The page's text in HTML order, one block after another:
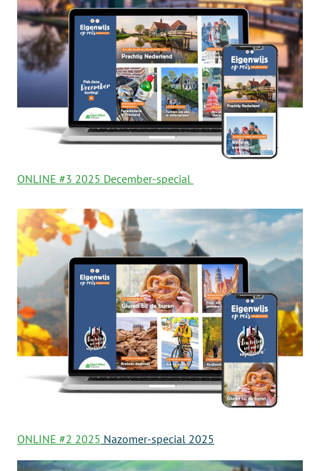
ONLINE #3 2025 December-special
ONLINE #2 2025 Nazomer-special 2025